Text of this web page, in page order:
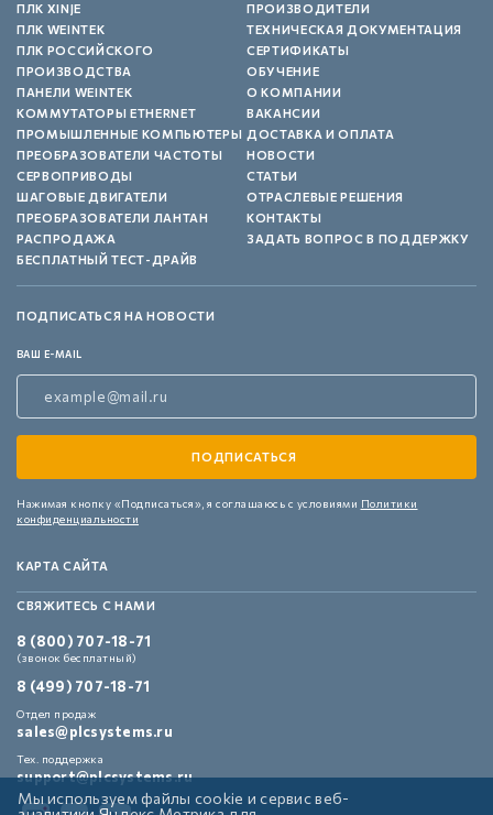
ПЛК XINJE
ПЛК WEINTEK
ПЛК РОССИЙСКОГО
ПРОИЗВОДСТВА
ПАНЕЛИ WEINTEK
КОММУТАТОРЫ ETHERNET
ПРОМЫШЛЕННЫЕ КОМПЬЮТЕРЫ
ПРЕОБРАЗОВАТЕЛИ ЧАСТОТЫ
СЕРВОПРИВОДЫ
ШАГОВЫЕ ДВИГАТЕЛИ
ПРЕОБРАЗОВАТЕЛИ ЛАНТАН
РАСПРОДАЖА
БЕСПЛАТНЫЙ ТЕСТ-ДРАЙВ
ПРОИЗВОДИТЕЛИ
ТЕХНИЧЕСКАЯ ДОКУМЕНТАЦИЯ
СЕРТИФИКАТЫ
ОБУЧЕНИЕ
О КОМПАНИИ
ВАКАНСИИ
ДОСТАВКА И ОПЛАТА
НОВОСТИ
СТАТЬИ
ОТРАСЛЕВЫЕ РЕШЕНИЯ
КОНТАКТЫ
ЗАДАТЬ ВОПРОС В ПОДДЕРЖКУ
ПОДПИСАТЬСЯ НА НОВОСТИ
ВАШ E-MAIL
Нажимая кнопку «Подписаться», я соглашаюсь с условиями Политики
конфиденциальности
КАРТА САЙТА
СВЯЖИТЕСЬ С НАМИ
8 (800) 707-18-71
(звонок бесплатный)
8 (499) 707-18-71
Отдел продаж
sales@plcsystems.ru
Тех. поддержка
support@plcsystems.ru
Мы используем файлы cookie и сервис веб-